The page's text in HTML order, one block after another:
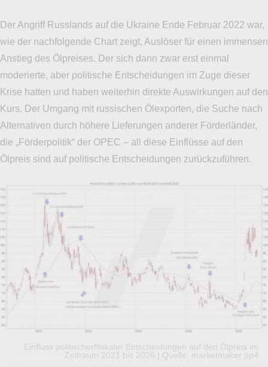
Der Angriff Russlands auf die Ukraine Ende Februar 2022 war,
wie der nachfolgende Chart zeigt, Auslöser für einen immensen
Anstieg des Ölpreises. Der sich dann zwar erst einmal
moderierte, aber politische Entscheidungen im Zuge dieser
Krise hatten und haben weiterhin direkte Auswirkungen auf den
Kurs. Der Umgang mit russischen Ölexporten, die Suche nach
Alternativen durch höhere Lieferungen anderer Förderländer,
die „Förderpolitik“ der OPEC – all diese Einflüsse auf den
Ölpreis sind auf politische Entscheidungen zurückzuführen.
Einfluss politischer/fiskaler Entscheidungen auf den Ölpreis im
Zeitraum 2021 bis 2026 | Quelle: marketmaker pp4